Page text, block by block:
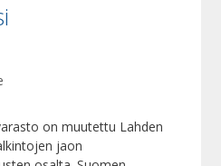
on muutettu Lahden
jaon